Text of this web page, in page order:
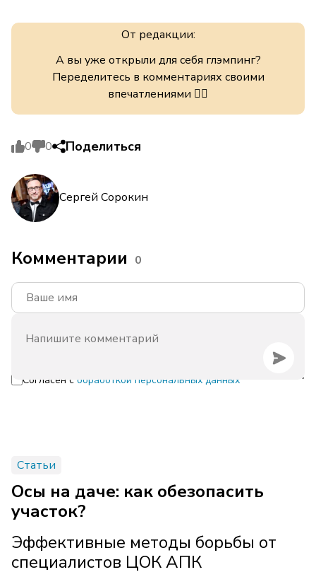
От редакции:
А вы уже открыли для себя глэмпинг?
Переделитесь в комментариях своими
впечатлениями 👇🏻
0 0 Поделиться
Сергей Сорокин
Комментарии 0
Согласен с обработкой персональных данных
Статьи
Осы на даче: как обезопасить
участок?
Эффективные методы борьбы от
специалистов ЦОК АПК